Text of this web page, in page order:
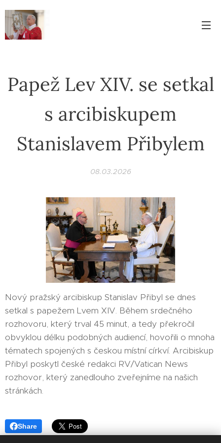
Papež Lev XIV. se setkal
s arcibiskupem
Stanislavem Přibylem
08.03.2026
Nový pražský arcibiskup Stanislav Přibyl se dnes
setkal s papežem Lvem XIV. Během srdečného
rozhovoru, který trval 45 minut, a tedy překročil
obvyklou délku podobných audiencí, hovořili o mnoha
tématech spojených s českou místní církví. Arcibiskup
Přibyl poskytl české redakci RV/Vatican News
rozhovor, který zanedlouho zveřejníme na našich
stránkách.
Share